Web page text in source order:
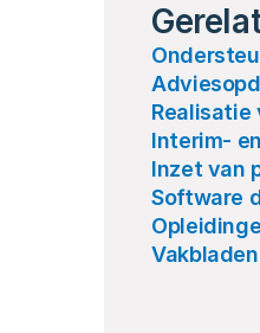
Realisatie
Interim-
Inzet van
Software
Vakbladen